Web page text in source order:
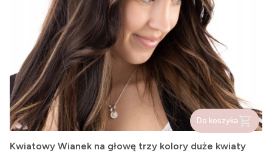
Do koszyka
Kwiatowy Wianek na głowę trzy kolory duże kwiaty